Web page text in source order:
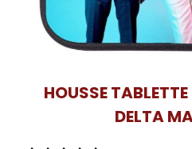
HOUSSE
DELTA